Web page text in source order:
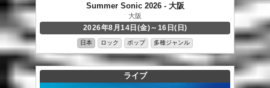
Summer Sonic 2026 - 大阪
大阪
2026年8月14日(金)～16日(日)
日本 ロック ポップ 多種ジャンル
ライブ